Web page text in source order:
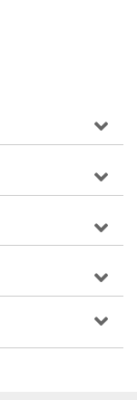
他是當代難得
這片土地，癡
始了晚年的生
深度探察，他
國憂民，真實